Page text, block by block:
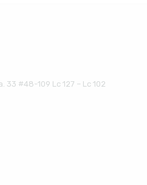
33 #48-109 Lc 127 – Lc 102